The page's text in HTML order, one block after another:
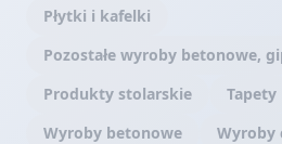
Płytki i kafelki
Pozostałe wyroby betonowe,
Produkty stolarskie
Tapety
Wyroby betonowe
Wyroby